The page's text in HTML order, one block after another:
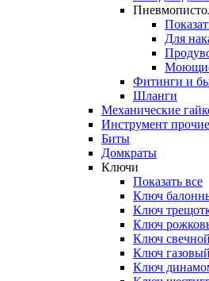
Для
Фитинги и
Шланги
Механические
Инструмент прочиe
Биты
Домкраты
Ключи
Показать все
Ключ
Ключ
Ключ
Ключ свечной
Ключ газовый
Ключ